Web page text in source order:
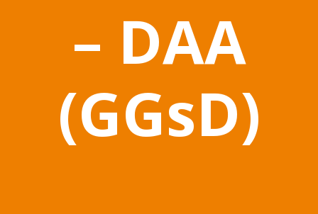
– DAA
(GGsD)